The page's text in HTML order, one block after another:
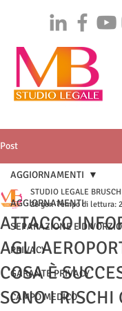
Post
AGGIORNAMENTI
SEPARAZIONE E DIVORZIO
PRIVACY
GARANTE PRIVACY
CAMPO MEDICO
AGGIORNAMENTI
ATTACCO
AGLI
COSA È
SONO I RISCHI
STUDIO LEGALE
26 gen Tempo di lettura: